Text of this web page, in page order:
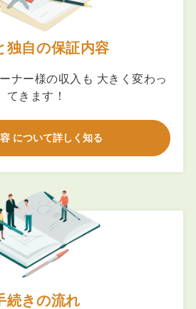
独自の保証内容
ナー様の収入も 大きく変わっ
てきます！
について詳しく知る
続きの流れ